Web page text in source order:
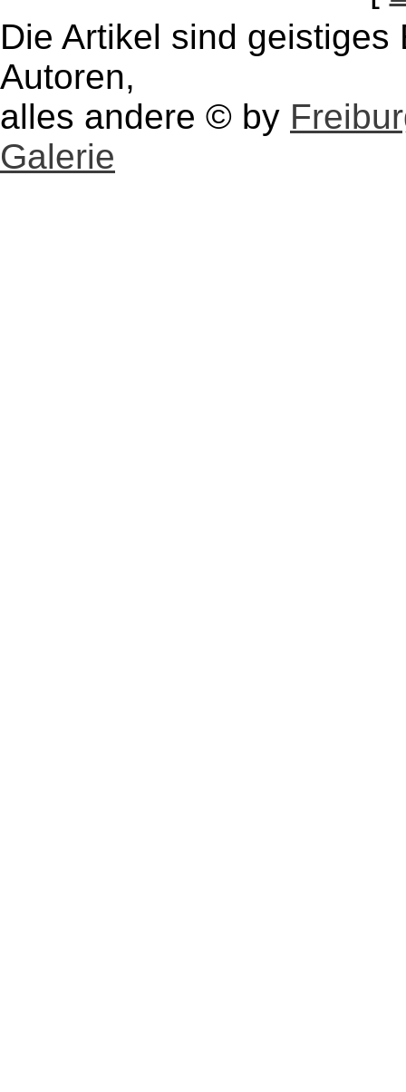
Die Artikel sind
Autoren,
alles andere © by
Galerie